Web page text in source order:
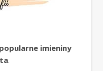
popularne imieniny
.